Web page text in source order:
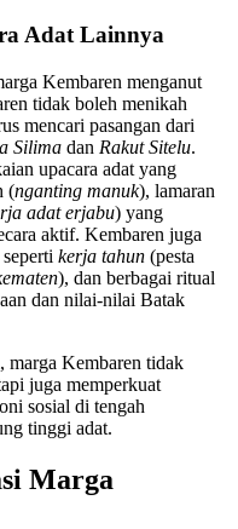
Adat Lainnya
Kembaren menganut
tidak boleh menikah
mencari pasangan dari
Silima dan Rakut Sitelu.
upacara adat yang
(nganting manuk), lamaran
adat erjabu) yang
aktif. Kembaren juga
kerja tahun (pesta
), dan berbagai ritual
dan nilai-nilai Batak
marga Kembaren tidak
juga memperkuat
sosial di tengah
tinggi adat.
Marga